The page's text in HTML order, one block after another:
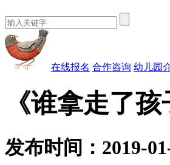
在线报名 合作咨询 幼儿园
《谁拿走了
发布时间：2019-